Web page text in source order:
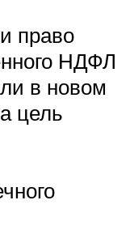
право
НДФЛ
в новом
цель